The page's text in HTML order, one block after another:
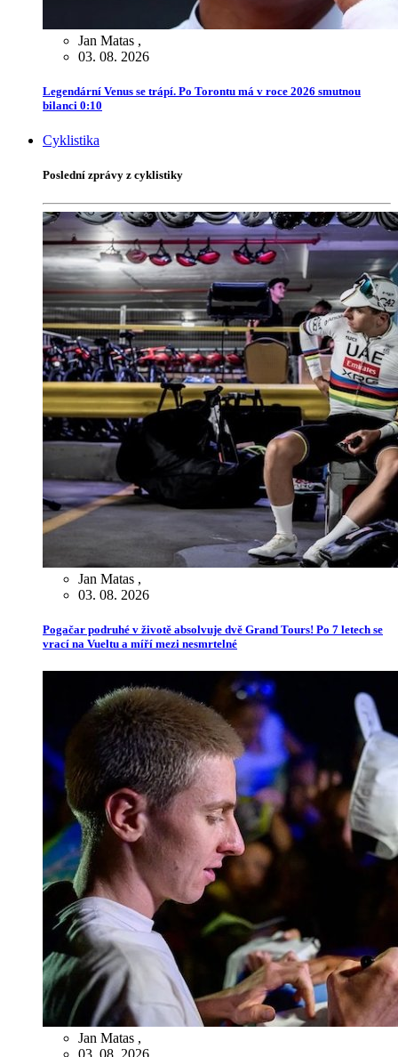
Jan Matas ,
03. 08. 2026
Legendární Venus se trápí. Po Torontu má v roce 2026 smutnou
bilanci 0:10
Cyklistika
Poslední zprávy z cyklistiky
Jan Matas ,
03. 08. 2026
Pogačar podruhé v životě absolvuje dvě Grand Tours! Po 7 letech se
vrací na Vueltu a míří mezi nesmrtelné
Jan Matas ,
03. 08. 2026